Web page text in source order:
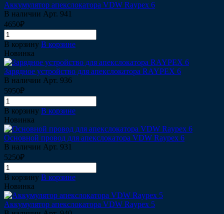
Аккумулятор апекслокатора VDW Raypex 6
В наличии Арт. 941
4650₽
В корзину В корзине
Новинка
Зарядное устройство для апекслокатора RAYPEX 6
В наличии Арт. 936
5950₽
В корзину В корзине
Новинка
Основной провод для апекслокатора VDW Raypex 6
В наличии Арт. 931
5250₽
В корзину В корзине
Новинка
Аккумулятор апекслокатора VDW Raypex 5